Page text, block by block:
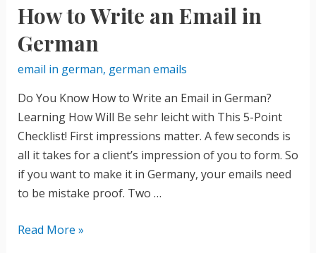
Deutsch
–
učimo
boje
na
nemačkom
How to Write an Email in
German
email in german, german emails
Do You Know How to Write an Email in German?
Learning How Will Be sehr leicht with This 5-Point
Checklist! First impressions matter. A few seconds is
all it takes for a client’s impression of you to form. So
if you want to make it in Germany, your emails need
to be mistake proof. Two …
How
Read More »